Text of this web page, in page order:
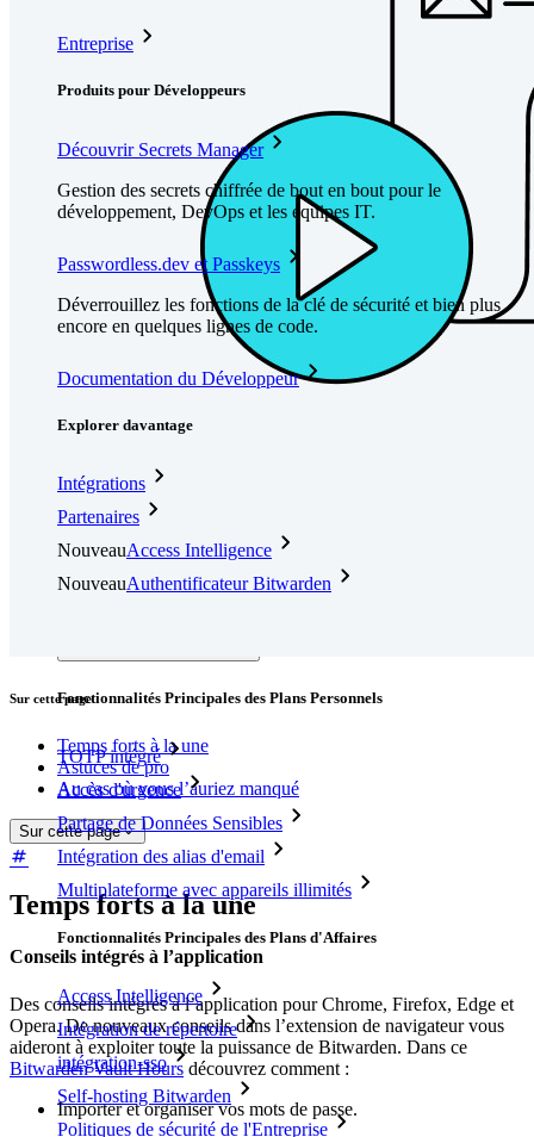
Entreprise
Produits pour Développeurs
Découvrir Secrets Manager
Gestion des secrets chiffrée de bout en bout pour le
développement, DevOps et les équipes IT.
Passwordless.dev et Passkeys
Déverrouillez les fonctions de la clé de sécurité et bien plus
encore en quelques lignes de code.
Documentation du Développeur
Explorer davantage
Intégrations
Partenaires
NouveauAccess Intelligence
NouveauAuthentificateur Bitwarden
Fonctionnalités Principales des Plans Personnels
TOTP intégré
Accès d'urgence
Partage de Données Sensibles
Intégration des alias d'email
Multiplateforme avec appareils illimités
Fonctionnalités Principales des Plans d'Affaires
Access Intelligence
Intégration de répertoire
intégration-sso
Self-hosting Bitwarden
Politiques de sécurité de l'Entreprise
Sur cette page
Temps forts à la une
Astuces de pro
Au cas où vous l’auriez manqué
Sur cette page
Temps forts à la une
Conseils intégrés à l’application
Des conseils intégrés à l’application pour Chrome, Firefox, Edge et
Opera. De nouveaux conseils dans l’extension de navigateur vous
aideront à exploiter toute la puissance de Bitwarden. Dans ce
Bitwarden Vault Hours découvrez comment :
Importer et organiser vos mots de passe.